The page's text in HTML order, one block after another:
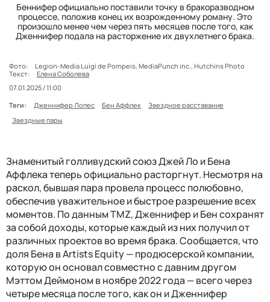
Беннифер официально поставили точку в бракоразводном
процессе, положив конец их возрожденному роману. Это
произошло менее чем через пять месяцев после того, как
Дженнифер подала на расторжение их двухлетнего брака.
Фото:
Legion-Media Luigi de Pompeis, MediaPunch inc., Hutchins Photo
Текст:
Елена Соболева
07.01.2025 / 11:00
Теги:
Дженнифер Лопес Бен Аффлек
Звездное расставание
Звездные пары
Знаменитый голливудский союз Джей Ло и Бена
Аффлека теперь официально расторгнут. Несмотря на
раскол, бывшая пара провела процесс полюбовно,
обеспечив уважительное и быстрое разрешение всех
моментов. По данным TMZ, Дженнифер и Бен сохранят
за собой доходы, которые каждый из них получил от
различных проектов во время брака. Сообщается, что
доля Бена в Artists Equity — продюсерской компании,
которую он основал совместно с давним другом
Мэттом Деймоном в ноябре 2022 года — всего через
четыре месяца после того, как он и Дженнифер